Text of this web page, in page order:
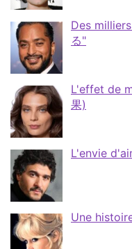
Des
る"
L'effet de
果)
L'envie
Une